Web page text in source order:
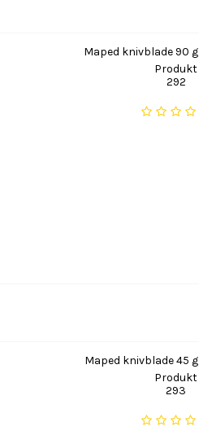
Maped knivblade 90
Produkt
292
Maped knivblade 45
Produkt
293